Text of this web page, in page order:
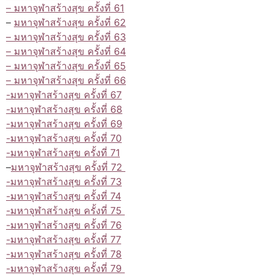
– มหาจุฬาสร้างสุข ครั้งที่ 61
– มหาจุฬาสร้างสุข ครั้งที่ 62
– มหาจุฬาสร้างสุข ครั้งที่ 63
– มหาจุฬาสร้างสุข ครั้งที่ 64
– มหาจุฬาสร้างสุข ครั้งที่ 65
– มหาจุฬาสร้างสุข ครั้งที่ 66
-มหาจุฬาสร้างสุข ครั้งที่ 67
-มหาจุฬาสร้างสุข ครั้งที่ 68
-มหาจุฬาสร้างสุข ครั้งที่ 69
-มหาจุฬาสร้างสุข ครั้งที่ 70
-มหาจุฬาสร้างสุข ครั้งที่ 71
–มหาจุฬาสร้างสุข ครั้งที่ 72
-มหาจุฬาสร้างสุข ครั้งที่ 73
-มหาจุฬาสร้างสุข ครั้งที่ 74
-มหาจุฬาสร้างสุข ครั้งที่ 75
-มหาจุฬาสร้างสุข ครั้งที่ 76
-มหาจุฬาสร้างสุข ครั้งที่ 77
-มหาจุฬาสร้างสุข ครั้งที่ 78
-มหาจุฬาสร้างสุข ครั้งที่ 79